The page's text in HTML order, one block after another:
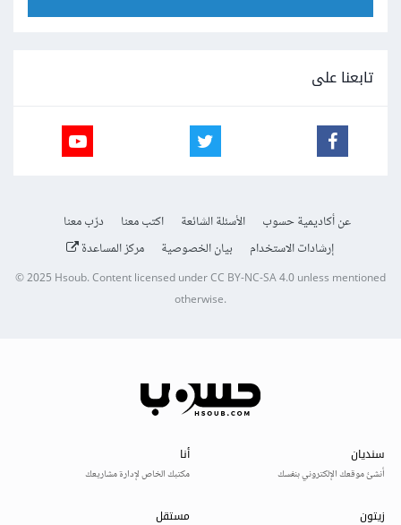
تابعنا على
عن أكاديمية حسوب الأسئلة الشائعة اكتب معنا
درّب معنا
إرشادات الاستخدام
بيان الخصوصية مركز المساعدة
© 2025Hsoub.Content licensed underCC BY-NC-SA 4.0unless mentioned
otherwise.